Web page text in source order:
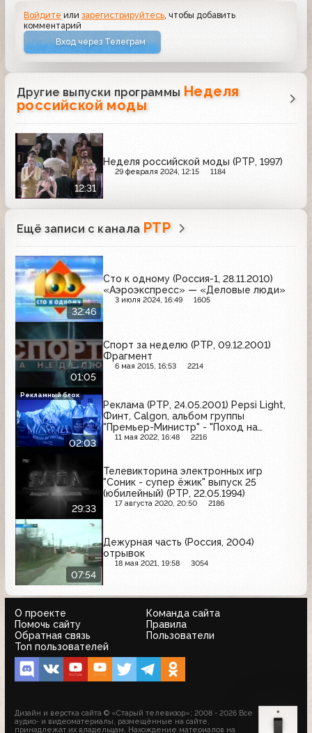
Войдите илизарегистрируйтесь, чтобы добавить
комментарий
Вход через Телеграм
Другие выпуски программы Неделя
российской моды
12:31
Неделя российской моды (РТР, 1997)
29 февраля 2024, 12:15 1184
Ещё записи с канала РТР
32:46
Сто к одному (Россия-1, 28.11.2010)
«Аэроэкспресс» — «Деловые люди»
3 июля 2024, 16:49 1605
01:05
Спорт за неделю (РТР, 09.12.2001)
Фрагмент
6 мая 2015, 16:53 2214
02:03
Реклама (РТР, 24.05.2001) Pepsi Light,
Финт, Calgon, альбом группы
"Премьер-Министр" - "Поход на
Восток", Aqua Minerale
11 мая 2022, 16:48 2216
Рекламный блок
29:33
Телевикторина электронных игр
"Соник - супер ёжик" выпуск 25
(юбилейный) (РТР, 22.05.1994)
17 августа 2020, 20:50 2186
07:54
Дежурная часть (Россия, 2004)
отрывок
18 мая 2021, 19:58 3054
О проекте
Команда сайта
Помочь сайту
Правила
Обратная связь
Пользователи
Топ пользователей
Дизайн и верстка сайта © «Старый телевизор»; 2008 - 2026 Все
аудио- и видеоматериалы, размещённые на сайте,
принадлежат их владельцам. Нахождение материалов на